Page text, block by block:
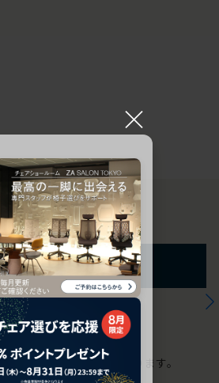
お問い合わせ
からのお問い合わせ
せは24時間対応しております。
×